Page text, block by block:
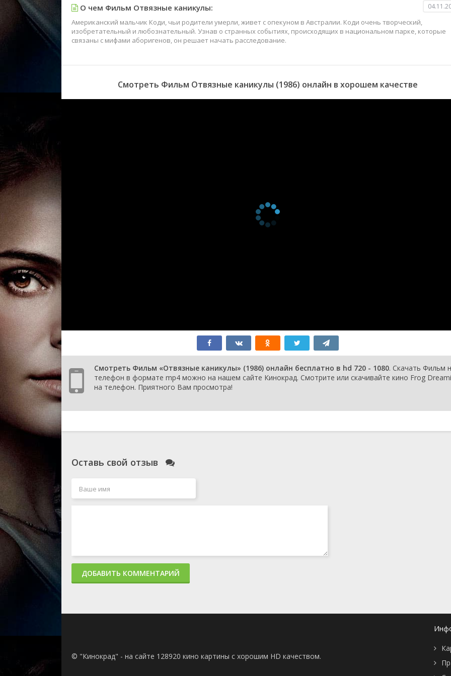
О чем Фильм Отвязные каникулы:
Американский мальчик Коди, чьи родители умерли, живет с опекуном в Австралии. Коди очень творческий,
изобретательный и любознательный. Узнав о странных событиях, происходящих в национальном парке, которые
связаны c мифами аборигенов, он решает начать расследование.
Смотреть Фильм Отвязные каникулы (1986) онлайн в хорошем качестве
Смотреть Фильм «Отвязные каникулы» (1986) онлайн бесплатно в hd 720 - 1080. Скачать Фильм
телефон в формате mp4 можно на нашем сайте Кинокрад. Смотрите или скачивайте кино Frog
на телефон. Приятного Вам просмотра!
Оставь свой отзыв
ДОБАВИТЬ КОММЕНТАРИЙ
© "Кинокрад" - на сайте 128920 кино картины с хорошим HD качеством.